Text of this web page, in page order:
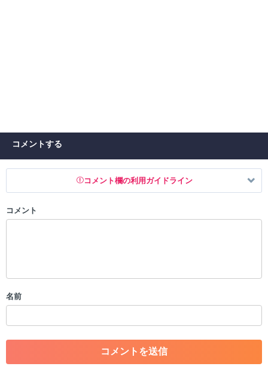
コメントする
コメント欄の利用ガイドライン
以下の書き込みを禁止とし、場合によってはコメント削除や書き込み制
・一度削除された投稿を再び投稿すること
・アカウントの売買など金銭が絡む内容の投稿
・各ゲームのネタバレを含む内容の投稿
・その他、管理者が不適切と判断した投稿
コメント
名前